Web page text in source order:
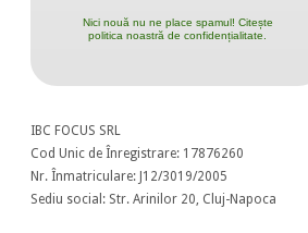
Nici nouă nu ne place spamul! Citește
politica noastră de confidențialitate.
IBC FOCUS SRL
Cod Unic de Înregistrare: 17876260
Nr. Înmatriculare: J12/3019/2005
Sediu social: Str. Arinilor 20, Cluj-Napoca